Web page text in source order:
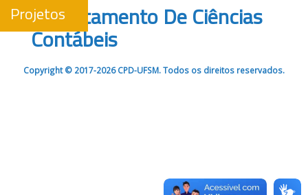
Projetos
Departamento De Ciências
Contábeis
Copyright © 2017-2026 CPD-UFSM. Todos os direitos reservados.